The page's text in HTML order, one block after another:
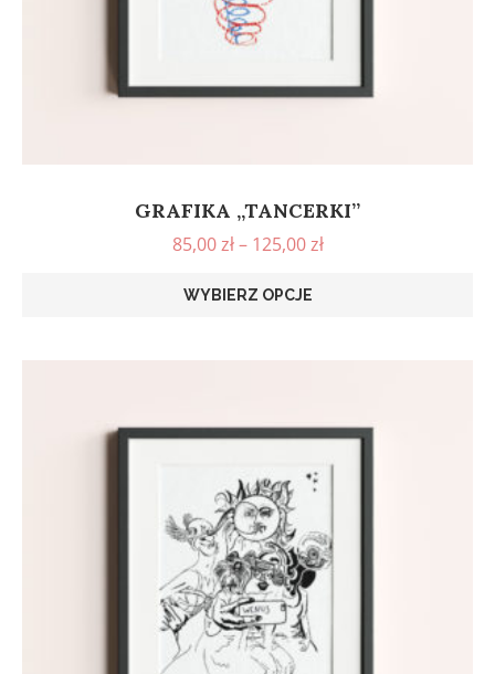
GRAFIKA „TANCERKI”
85,00zł– 125,00zł
WYBIERZ OPCJE